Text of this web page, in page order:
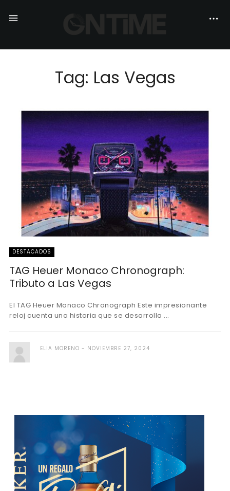
Tag: Las Vegas
DESTACADOS
TAG Heuer Monaco Chronograph:
Tributo a Las Vegas
El TAG Heuer Monaco Chronograph Este impresionante
reloj cuenta una historia que se desarrolla ...
ELIA MORENO NOVIEMBRE 27, 2024